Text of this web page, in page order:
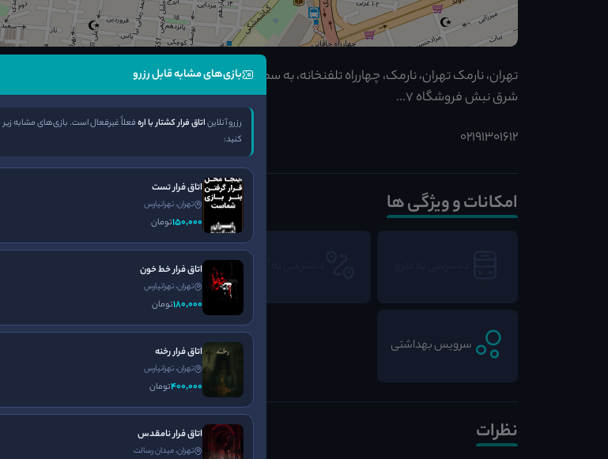
تهران، نارمک تهران، نارمک، چهارراه تلفنخانه، به سمت میدان شقایق روبروی بازار موبایل
شرق نبش فروشگاه ۷...
02191301612
امکانات و ویژگی ها
برگزاری تولد
سرویس بهداشتی
نظرات
بازی‌های مشابه قابل رزرو
رزرو آنلایناتاق فرار کشتار با ارهفعلاً غیرفعال است. بازی‌های مشابه زیر
کنید:
اتاق فرار تست
تهران، تهرانپارس
150٬000تومان
اتاق فرار خط خون
تهران، تهرانپارس
180٬000تومان
اتاق فرار رخنه
تهران، تهرانپارس
400٬000تومان
اتاق فرار نامقدس
تهران، میدان رسالت